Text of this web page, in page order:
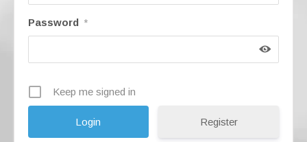
Password *
Keep me signed in
Register